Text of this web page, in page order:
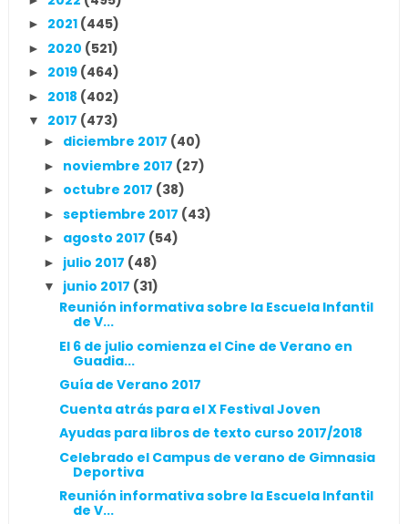
► 2021 (445)
► 2020 (521)
► 2019 (464)
► 2018 (402)
▼ 2017 (473)
► diciembre 2017 (40)
► noviembre 2017 (27)
► octubre 2017 (38)
► septiembre 2017 (43)
► agosto 2017 (54)
► julio 2017 (48)
▼ junio 2017 (31)
Reunión informativa sobre la Escuela Infantil
de V...
El 6 de julio comienza el Cine de Verano en
Guadia...
Guía de Verano 2017
Cuenta atrás para el X Festival Joven
Ayudas para libros de texto curso 2017/2018
Celebrado el Campus de verano de Gimnasia
Deportiva
Reunión informativa sobre la Escuela Infantil
de V...